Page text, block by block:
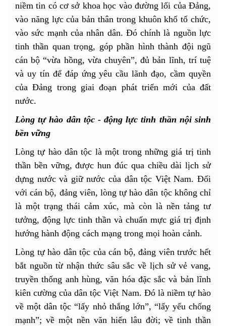
niềm tin có cơ sở khoa học vào đường lối của Đảng,
vào năng lực của bản thân trong khuôn khổ tổ chức,
vào sức mạnh của nhân dân. Đó chính là nguồn lực
tinh thần quan trọng, góp phần hình thành đội ngũ
cán bộ “vừa hồng, vừa chuyên”, đủ bản lĩnh, trí tuệ
và uy tín để đáp ứng yêu cầu lãnh đạo, cầm quyền
của Đảng trong giai đoạn phát triển mới của đất
nước.
Lòng tự hào dân tộc - động lực tinh thần nội sinh
bền vững
Lòng tự hào dân tộc là một trong những giá trị tinh
thần bền vững, được hun đúc qua chiều dài lịch sử
dựng nước và giữ nước của dân tộc Việt Nam. Đối
với cán bộ, đảng viên, lòng tự hào dân tộc không chỉ
là một trạng thái cảm xúc, mà còn là nền tảng tư
tưởng, động lực tinh thần và chuẩn mực giá trị định
hướng hành động cách mạng trong mọi hoàn cảnh.
Lòng tự hào dân tộc của cán bộ, đảng viên trước hết
bắt nguồn từ nhận thức sâu sắc về lịch sử vẻ vang,
truyền thống anh hùng, văn hóa đặc sắc và bản lĩnh
kiên cường của dân tộc Việt Nam. Đó là niềm tự hào
về một dân tộc “lấy nhỏ thắng lớn”, “lấy yếu chống
mạnh”; về một nền văn hiến lâu đời; về tinh thần